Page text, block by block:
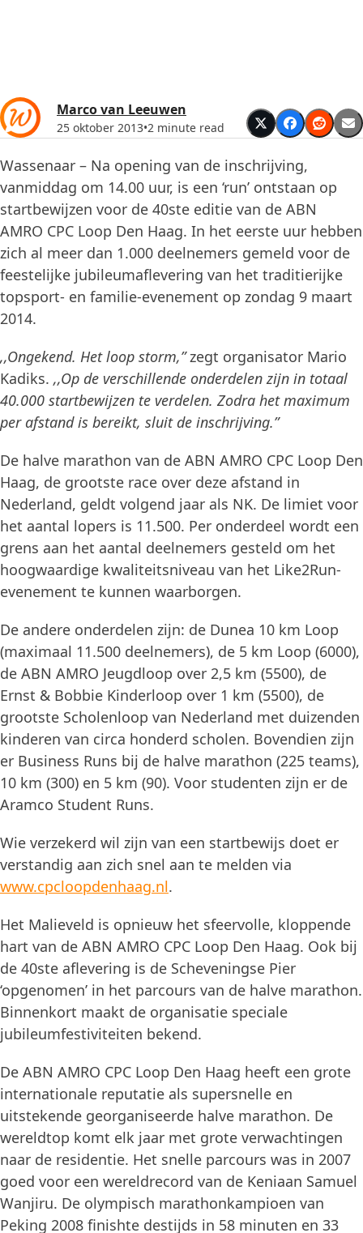
Marco van Leeuwen
25 oktober 2013•2 minute read
Wassenaar – Na opening van de inschrijving,
vanmiddag om 14.00 uur, is een ‘run’ ontstaan op
startbewijzen voor de 40ste editie van de ABN
AMRO CPC Loop Den Haag. In het eerste uur hebben
zich al meer dan 1.000 deelnemers gemeld voor de
feestelijke jubileumaflevering van het traditierijke
topsport- en familie-evenement op zondag 9 maart
2014.
,,Ongekend. Het loop storm,”zegt organisator Mario
Kadiks. ,,Op de verschillende onderdelen zijn in totaal
40.000 startbewijzen te verdelen. Zodra het maximum
per afstand is bereikt, sluit de inschrijving.”
De halve marathon van de ABN AMRO CPC Loop Den
Haag, de grootste race over deze afstand in
Nederland, geldt volgend jaar als NK. De limiet voor
het aantal lopers is 11.500. Per onderdeel wordt een
grens aan het aantal deelnemers gesteld om het
hoogwaardige kwaliteitsniveau van het Like2Run-
evenement te kunnen waarborgen.
De andere onderdelen zijn: de Dunea 10 km Loop
(maximaal 11.500 deelnemers), de 5 km Loop (6000),
de ABN AMRO Jeugdloop over 2,5 km (5500), de
Ernst & Bobbie Kinderloop over 1 km (5500), de
grootste Scholenloop van Nederland met duizenden
kinderen van circa honderd scholen. Bovendien zijn
er Business Runs bij de halve marathon (225 teams),
10 km (300) en 5 km (90). Voor studenten zijn er de
Aramco Student Runs.
Wie verzekerd wil zijn van een startbewijs doet er
verstandig aan zich snel aan te melden via
www.cpcloopdenhaag.nl.
Het Malieveld is opnieuw het sfeervolle, kloppende
hart van de ABN AMRO CPC Loop Den Haag. Ook bij
de 40ste aflevering is de Scheveningse Pier
‘opgenomen’ in het parcours van de halve marathon.
Binnenkort maakt de organisatie speciale
jubileumfestiviteiten bekend.
De ABN AMRO CPC Loop Den Haag heeft een grote
internationale reputatie als supersnelle en
uitstekende georganiseerde halve marathon. De
wereldtop komt elk jaar met grote verwachtingen
naar de residentie. Het snelle parcours was in 2007
goed voor een wereldrecord van de Keniaan Samuel
Wanjiru. De olympisch marathonkampioen van
Peking 2008 finishte destijds in 58 minuten en 33